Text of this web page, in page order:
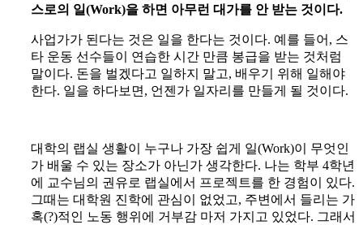
스로의 일(Work)을 하면 아무런 대가를 안 받는 것이다.
사업가가 된다는 것은 일을 한다는 것이다. 예를 들어, 스
타 운동 선수들이 연습한 시간 만큼 봉급을 받는 것처럼
말이다. 돈을 벌겠다고 일하지 말고, 배우기 위해 일해야
한다. 일을 하다보면, 언젠가 일자리를 만들게 될 것이다.
대학의 랩실 생활이 누구나 가장 쉽게 일(Work)이 무엇인
가 배울 수 있는 장소가 아닌가 생각한다. 나는 학부 4학년
에 교수님의 권유로 랩실에서 프로젝트를 한 경험이 있다.
그때는 대학원 진학에 관심이 없었고, 주변에서 들리는 가
혹(?)적인 노동 행위에 거부감 마저 가지고 있었다. 그래서